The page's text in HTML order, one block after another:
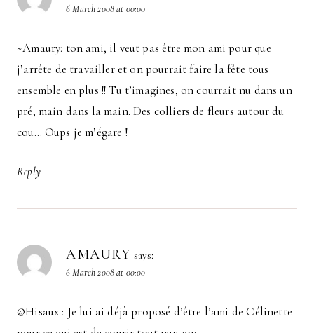
6 March 2008 at 00:00
~Amaury: ton ami, il veut pas être mon ami pour que
j’arrête de travailler et on pourrait faire la fête tous
ensemble en plus !! Tu t’imagines, on courrait nu dans un
pré, main dans la main. Des colliers de fleurs autour du
cou… Oups je m’égare !
Reply
AMAURY says:
6 March 2008 at 00:00
@Hisaux : Je lui ai déjà proposé d’être l’ami de Célinette